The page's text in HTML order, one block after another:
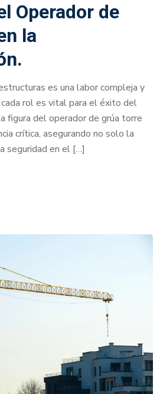
Operador de
la
es una labor compleja y
rol es vital para el éxito del
figura del operador de grúa torre
crítica, asegurando no solo la
seguridad en el […]